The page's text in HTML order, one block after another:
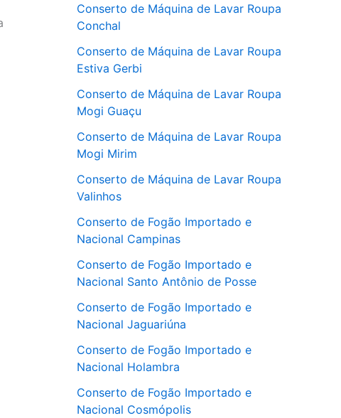
Conserto de Máquina de Lavar Roupa
Conchal
Conserto de Máquina de Lavar Roupa
Estiva Gerbi
Conserto de Máquina de Lavar Roupa
Mogi Guaçu
Conserto de Máquina de Lavar Roupa
Mogi Mirim
Conserto de Máquina de Lavar Roupa
Valinhos
Conserto de Fogão Importado e
Nacional Campinas
Conserto de Fogão Importado e
Nacional Santo Antônio de Posse
Conserto de Fogão Importado e
Nacional Jaguariúna
Conserto de Fogão Importado e
Nacional Holambra
Conserto de Fogão Importado e
Nacional Cosmópolis